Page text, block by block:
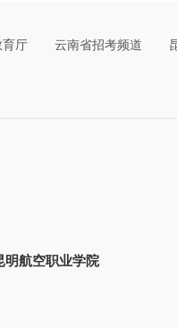
厅 云南省招考频道
明航空职业学院